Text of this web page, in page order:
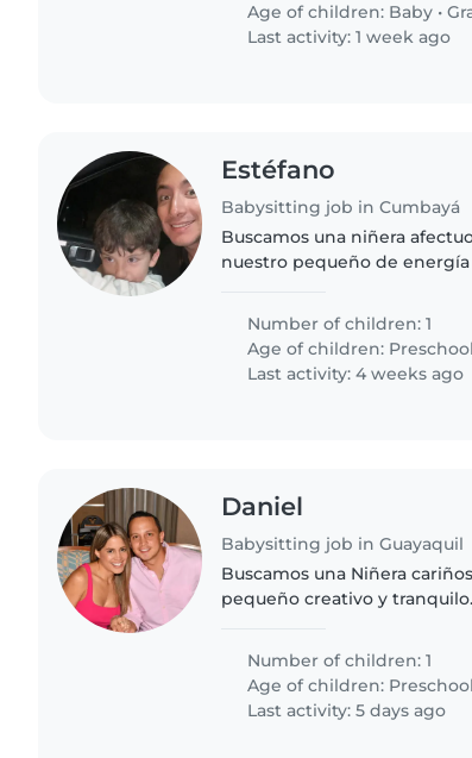
Age of children: Baby •
Last activity: 1 week ago
Estéfano
Babysitting job in Cumbayá
Buscamos una niñera
nuestro pequeño de
alimentación. Ideal que
Number of children: 1
Age of children:
Last activity: 4 weeks ago
Daniel
Babysitting job in Guayaquil
Buscamos una Niñera
pequeño creativo y
Confiable y con..
Number of children: 1
Age of children:
Last activity: 5 days ago